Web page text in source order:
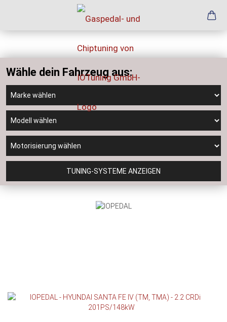
Wähle dein Fahrzeug aus:
TUNING-SYSTEME ANZEIGEN